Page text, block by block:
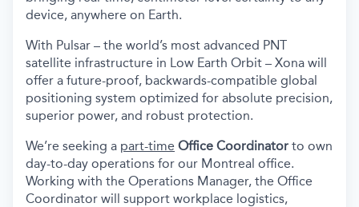
device, anywhere on Earth.
With Pulsar – the world’s most advanced PNT
satellite infrastructure in Low Earth Orbit – Xona will
offer a future-proof, backwards-compatible global
positioning system optimized for absolute precision,
superior power, and robust protection.
We’re seeking a part-time Office Coordinator to own
day-to-day operations for our Montreal office.
Working with the Operations Manager, the Office
Coordinator will support workplace logistics,